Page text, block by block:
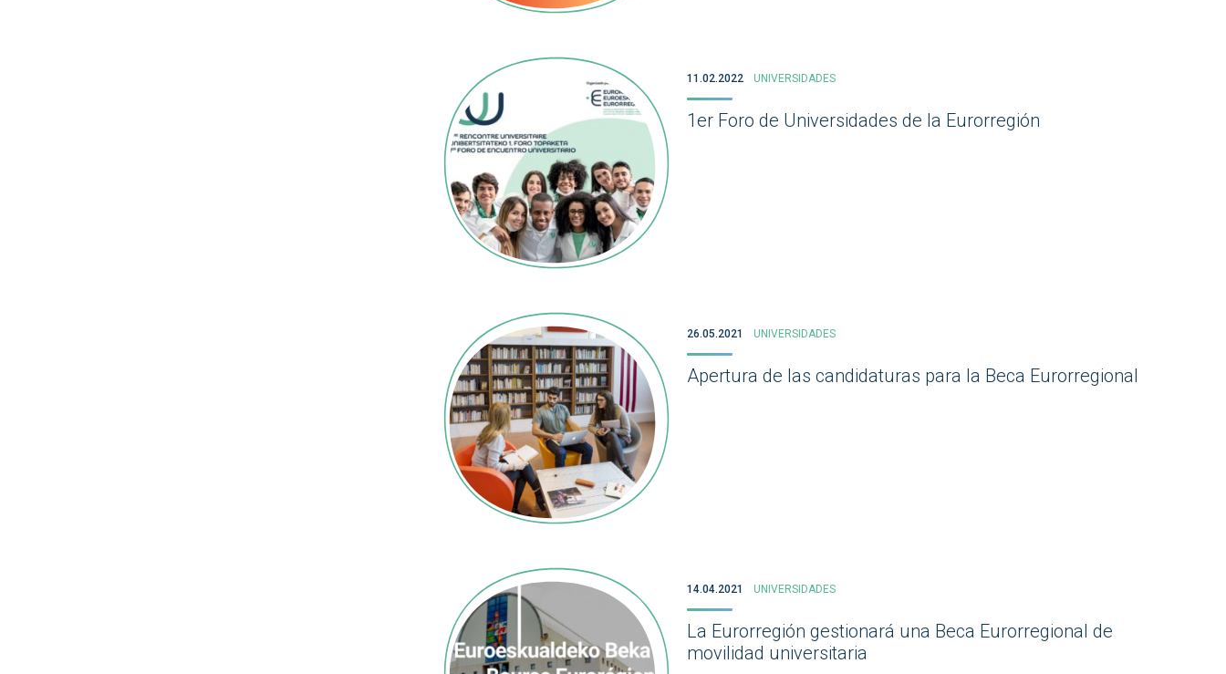
11.02.2022 UNIVERSIDADES
1er Foro de Universidades de la Eurorregión
26.05.2021 UNIVERSIDADES
Apertura de las candidaturas para la Beca Eurorregional
14.04.2021 UNIVERSIDADES
La Eurorregión gestionará una Beca Eurorregional de
movilidad universitaria